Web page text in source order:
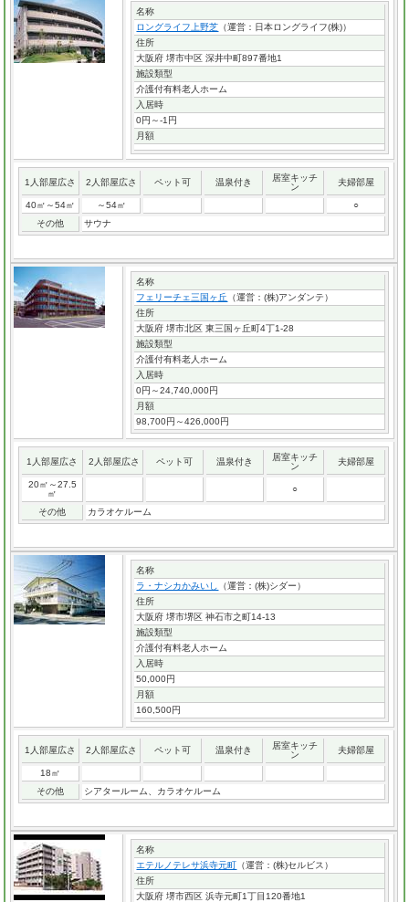
名称
ロングライフ上野芝 （運営：日本ロングライフ(株)）
住所
大阪府 堺市中区 深井中町897番地1
施設類型
介護付有料老人ホーム
入居時
0円～-1円
月額
1人部屋広さ 2人部屋広さ ペット可 温泉付き
居室キッチ
ン
夫婦部屋
40㎡～54㎡ ～54㎡
○
その他
サウナ
名称
フェリーチェ三国ヶ丘
（運営：(株)アンダンテ）
住所
大阪府 堺市北区 東三国ヶ丘町4丁1-28
施設類型
介護付有料老人ホーム
入居時
0円～24,740,000円
月額
98,700円～426,000円
1人部屋広さ 2人部屋広さ ペット可 温泉付き
居室キッチ
ン
夫婦部屋
20㎡～27.5
㎡
○
その他 カラオケルーム
名称
ラ・ナシカかみいし
（運営：(株)シダー）
住所
大阪府 堺市堺区 神石市之町14-13
施設類型
介護付有料老人ホーム
入居時
50,000円
月額
160,500円
1人部屋広さ 2人部屋広さ ペット可 温泉付き
居室キッチ
ン
夫婦部屋
18㎡
その他
シアタールーム、カラオケルーム
名称
エテルノテレサ浜寺元町 （運営：(株)セルビス）
住所
大阪府 堺市西区 浜寺元町1丁目120番地1